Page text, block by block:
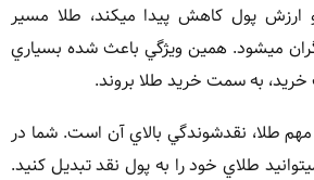
ارزش پول کاهش پيدا ميکند، طلا مسير
ميشود. همين ويژگي باعث شده بسياري
به سمت خريد طلا بروند.
طلا، نقدشوندگي بالاي آن است. شما در
طلاي خود را به پول نقد تبديل کنيد.